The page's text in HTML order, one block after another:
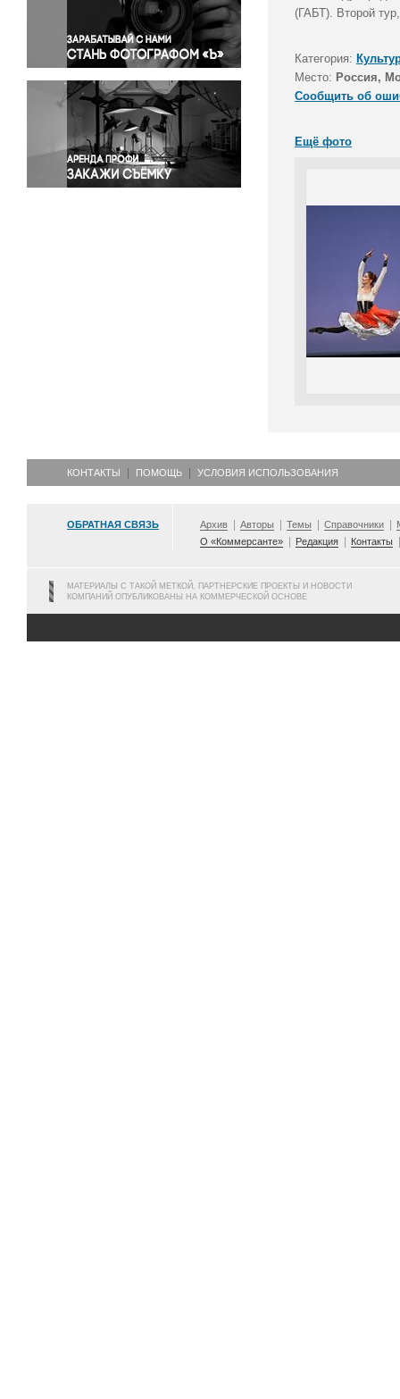
Правосудие
Происшествия и конфликты
Религия
Светская жизнь
Спорт
Экология
Экономика и бизнес
(ГАБТ). Второй
Категория:
Место: Россия,
Сообщить об
Ещё фото
КОНТАКТЫ ПОМОЩЬ УСЛОВИЯ ИСПОЛЬЗОВАНИЯ
ОБРАТНАЯ СВЯЗЬ Архив Авторы Темы Справочники
О «Коммерсанте»
Редакция Контакты
МАТЕРИАЛЫ С ТАКОЙ МЕТКОЙ, ПАРТНЕРСКИЕ ПРОЕКТЫ И НОВОСТИ
КОМПАНИЙ ОПУБЛИКОВАНЫ НА КОММЕРЧЕСКОЙ ОСНОВЕ